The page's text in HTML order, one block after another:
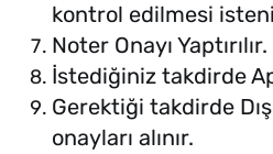
kontrol edilmesi
Noter Onayı Yaptırılır.
İstediğiniz takdirde
Gerektiği takdirde
onayları alınır.